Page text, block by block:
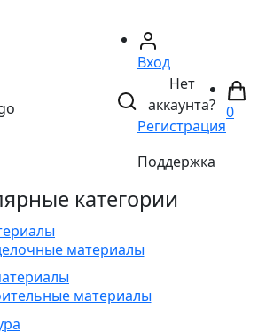
Вход
Нет
аккаунта?
Регистрация
Поддержка
0
категории
материалы
материалы